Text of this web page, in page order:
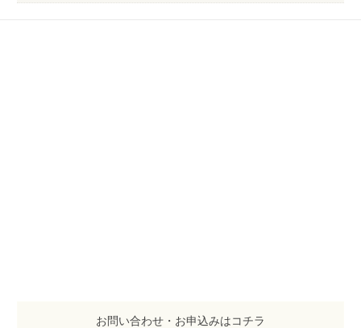
お問い合わせ・お申込みはコチラ